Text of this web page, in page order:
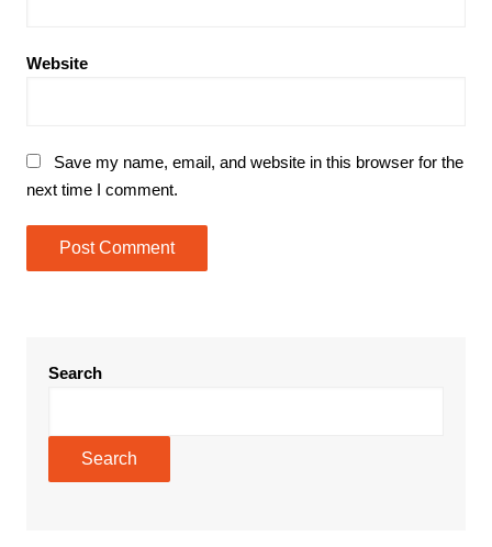
Website
Save my name, email, and website in this browser for the
next time I comment.
Search
Search